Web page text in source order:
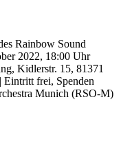
Rainbow Sound
2022, 18:00 Uhr
Kidlerstr. 15, 81371
frei, Spenden
Munich (RSO-M)